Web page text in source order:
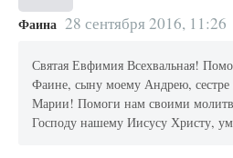
Фаина 28 сентября 2016, 11:26
Святая Евфимия Всехвальная!
Фаине, сыну моему Андрею,
Марии! Помоги нам своими
Господу нашему Иисусу Христу,